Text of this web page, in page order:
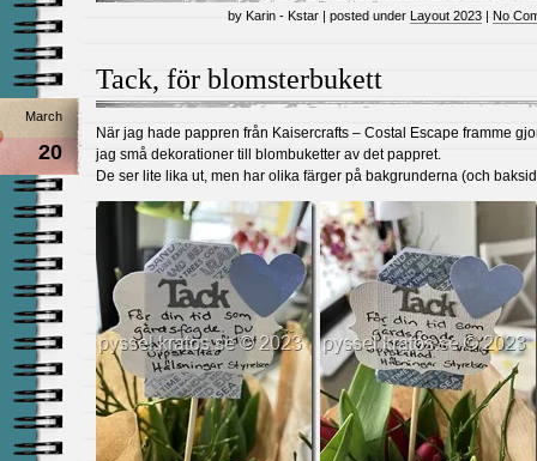
by Karin - Kstar | posted under Layout 2023 | No
Tack, för blomsterbukett
March
20
När jag hade pappren från Kaisercrafts – Costal Escape framme
jag små dekorationer till blombuketter av det pappret.
De ser lite lika ut, men har olika färger på bakgrunderna (och